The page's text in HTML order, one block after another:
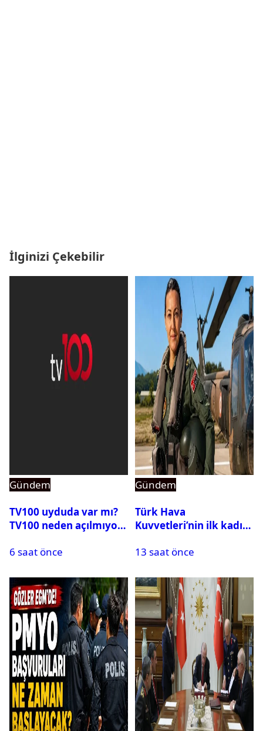
İlginizi Çekebilir
Gündem
TV100 uyduda var mı?
TV100 neden açılmıyor?
6 saat önce
Gündem
Türk Hava
Kuvvetleri’nin ilk kadın
Karapınar hakkında
ortaya çıktı
13 saat önce